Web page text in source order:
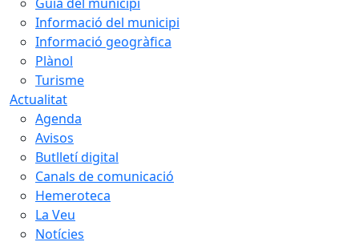
Informació del municipi
Informació geogràfica
Plànol
Turisme
Actualitat
Agenda
Avisos
Butlletí digital
Canals de comunicació
Hemeroteca
La Veu
Notícies